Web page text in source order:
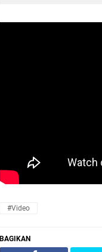
#Video
BAGIKAN